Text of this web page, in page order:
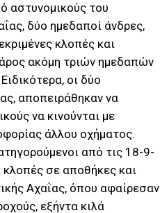
αστυνομικούς του
δύο ημεδαποί άνδρες,
κλοπές και
ακόμη τριών ημεδαπών
οι δύο
αποπειράθηκαν να
να κινούνται με
άλλου οχήματος.
από τις 18-9-
κλοπές σε αποθήκες και
Αχαΐας, όπου αφαίρεσαν
εξήντα κιλά